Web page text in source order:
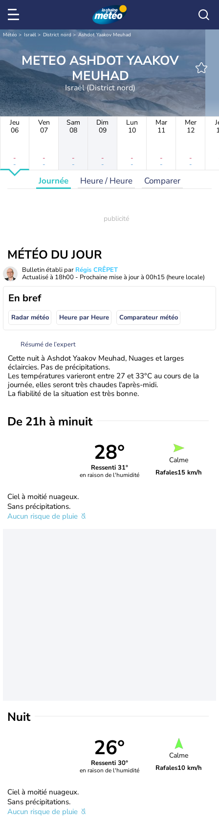
Météo Israël District nord Ashdot Yaakov Meuhad
METEO ASHDOT YAAKOV
MEUHAD
Israël (District nord)
Jeu
06
-
-
Ven
07
-
-
Sam
08
-
-
Dim
09
-
-
Lun
10
-
-
Mar
11
-
-
Mer
12
-
-
Journée Heure / Heure Comparer
MÉTÉO DU JOUR
Bulletin établi par Régis CRÊPET
Actualisé à 18h00 - Prochaine mise à jour à 00h15 (heure locale)
En bref
Radar météo Heure par Heure Comparateur météo
Résumé de l’expert
Cette nuit à Ashdot Yaakov Meuhad, Nuages et larges
éclaircies. Pas de précipitations.
Les températures varieront entre 27 et 33°C au cours de la
journée, elles seront très chaudes l'après-midi.
La fiabilité de la situation est très bonne.
De 21h à minuit
28°
Ressenti 31°
en raison de l'humidité
Calme
Rafales15 km/h
Ciel à moitié nuageux.
Sans précipitations.
Aucun risque de pluie
Nuit
26°
Ressenti 30°
en raison de l'humidité
Calme
Rafales10 km/h
Ciel à moitié nuageux.
Sans précipitations.
Aucun risque de pluie